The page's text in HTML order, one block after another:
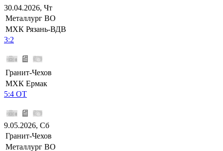
30.04.2026, Чт
Металлург ВО
МХК Рязань-ВДВ
3:2
Гранит-Чехов
МХК Ермак
5:4 ОТ
9.05.2026, Сб
Гранит-Чехов
Металлург ВО